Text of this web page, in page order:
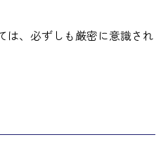
は、必ずしも厳密に意識され